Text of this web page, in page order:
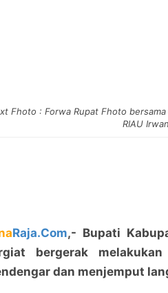
Fhoto : Forwa Rupat Fhoto bersama
RIAU
Raja.Com,- Bupati
bergerak
dan menjemput